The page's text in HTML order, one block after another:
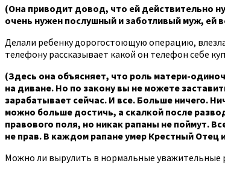
(Она приводит довод, что ей действительно
очень нужен послушный и заботливый муж, ей
Делали ребенку дорогостоющую операцию,
телефону рассказывает какой он телефон себе
(Здесь она объясняет, что роль матери-
на диване. Но по закону вы не можете
зарабатывает сейчас. И все. Больше ничего.
можно больше достичь, а скалкой после
правового поля, но никак рапаны не поймут.
не прав. В каждом рапане умер Крестный Отец
Можно ли вырулить в нормальные уважительные